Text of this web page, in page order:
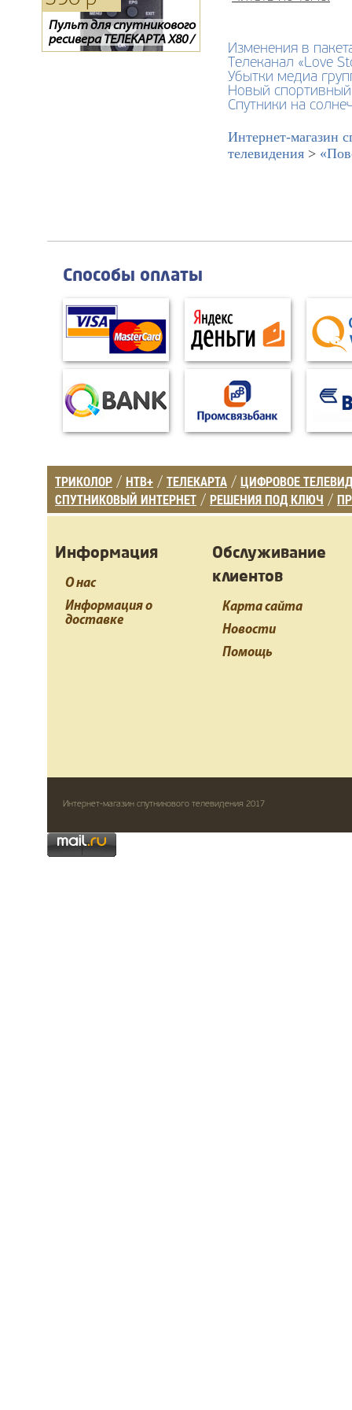
Пульт для спутникового
ресивера ТЕЛЕКАРТА X80 /
X90, GLOBO X80 / X90
Обмен ресиверов
Телекарта SD на HD.
Ресивер EVO-07
Обмен Радуги на
Телекарту
Изменения в
Телеканал «Love
Убытки медиа
Новый спортивный
Спутники на
Интернет-магазин
телевидения >
Способы оплаты
ТРИКОЛОР / НТВ+ / ТЕЛЕКАРТА / ЦИФРОВОЕ
СПУТНИКОВЫЙ ИНТЕРНЕТ / РЕШЕНИЯ ПОД КЛЮЧ /
Информация
О нас
Информация о
доставке
Обслуживание
клиентов
Карта сайта
Новости
Помощь
Интернет-магазин спутникового телевидения 2017